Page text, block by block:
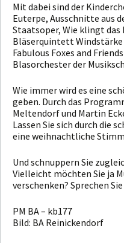
Mit dabei sind der
Euterpe, Ausschnitte aus
Staatsoper, Wie klingt das
Bläserquintett Windstärke
Fabulous Foxes and
Blasorchester der
Wie immer wird es eine
geben. Durch das
Meltendorf und Martin
Lassen Sie sich durch die
eine weihnachtliche
Und schnuppern Sie
Vielleicht möchten Sie ja
verschenken? Sprechen
PM BA – kb177
Bild: BA Reinickendorf